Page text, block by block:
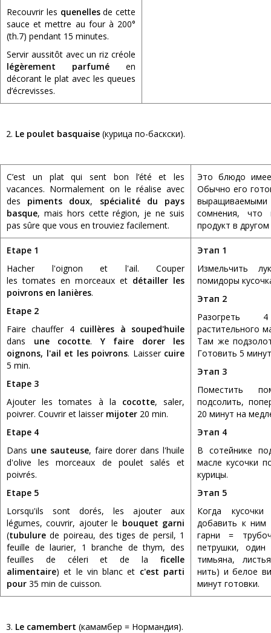
Recouvrir les quenellesde cette
sauce et mettre au four à 200°
(th.7) pendant 15 minutes.
Servir aussitôt avec un riz créole
légèrement parfumé en
décorant le plat avec les queues
d’écrevisses.
2. Le poulet basquaise (курица по-баскски).
C’est un plat qui sent bon l’été et les
vacances. Normalement on le réalise avec
des piments doux, spécialité du pays
basque, mais hors cette région, je ne suis
pas sûre que vous en trouviez facilement.
Это блюдо
Обычно его
сомнения, что
продукт в
Etape 1
Hacher l'oignon et l'ail. Couper
les tomates en morceaux et détailler les
poivrons en lanières.
Etape 2
Faire chauffer 4 cuillères à souped'huile
dans une cocotte.Y faire dorer les
oignons, l'ail et les poivrons. Laisser cuire
5 min.
Etape 3
Ajouter les tomates à la cocotte, saler,
poivrer. Couvrir et laisser mijoter 20 min.
Etape 4
Dans une sauteuse, faire dorer dans l'huile
d'olive les morceaux de poulet salés et
poivrés.
Etape 5
Lorsqu'ils sont dorés, les ajouter aux
légumes, couvrir, ajouter le bouquet garni
(tubulure de poireau, des tiges de persil, 1
feuille de laurier, 1 branche de thym, des
feuilles de céleri et de la ficelle
alimentaire) et le vin blanc et c'est parti
pour 35 min de cuisson.
Этап 1
Измельчить
помидоры
Этап 2
Разогреть
растительного
Там же
Готовить 5
Этап 3
Поместить
подсолить,
20 минут на
Этап 4
В сотейнике
масле кусочки
курицы.
Этап 5
Когда кусочки
добавить к ним
гарни =
петрушки, один
тимьяна,
нить) и белое
минут готовки.
3. Le camembert (камамбер = Нормандия).